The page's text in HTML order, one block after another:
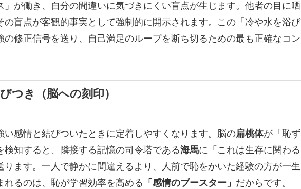
」が働き、自分の間違いに気づきにくい盲点が生じます。他者の目に晒
の盲点が客観的事実として強制的に開示されます。この「冷や水を浴び
の修正信号を送り、自己満足のループを断ち切るための最も正確なコン
つき（脳への刻印）
い感情と結びついたときに定着しやすくなります。脳の扁桃体が「恥ず
検知すると、隣接する記憶の司令塔である海馬に「これは生存に関わる
ります。一人で静かに間違えるより、人前で恥をかいた経験の方が一生
れるのは、恥が学習効率を高める 「感情のブースター」 だからです。